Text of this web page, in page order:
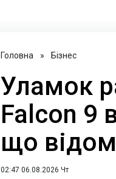
Головна » Бізнес
Уламок
Falcon 9
що
02:47 06.08.2026 Чт